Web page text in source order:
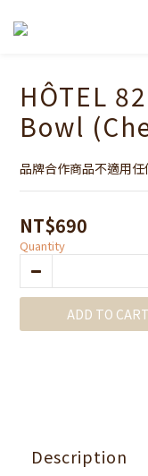
HÔTEL
Bowl
品牌合作商品不適用任
NT$690
Quantity
ADD TO CART
Description